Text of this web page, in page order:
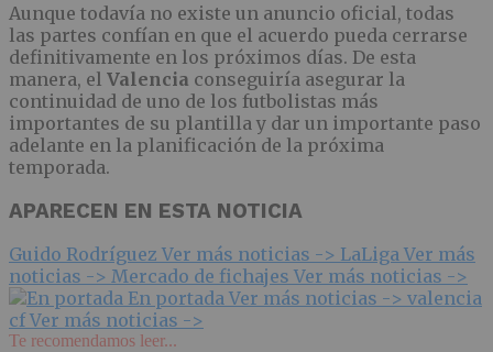
Aunque todavía no existe un anuncio oficial, todas
las partes confían en que el acuerdo pueda cerrarse
definitivamente en los próximos días. De esta
manera, el Valencia conseguiría asegurar la
continuidad de uno de los futbolistas más
importantes de su plantilla y dar un importante paso
adelante en la planificación de la próxima
temporada.
APARECEN EN ESTA NOTICIA
Guido Rodríguez Ver más noticias -> LaLiga Ver más
noticias -> Mercado de fichajes Ver más noticias ->
En portada Ver más noticias -> valencia
cfVer más noticias ->
Te recomendamos leer...